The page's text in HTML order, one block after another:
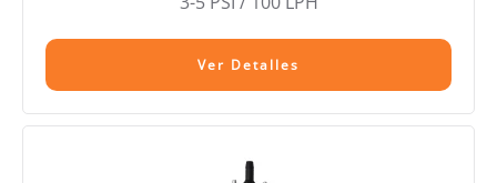
Ver Detalles